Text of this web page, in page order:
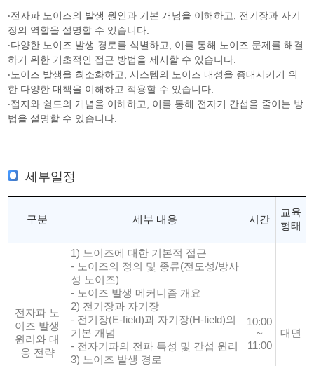
‧전자파 노이즈의 발생 원인과 기본 개념을 이해하고, 전기장과 자기
장의 역할을 설명할 수 있습니다.
‧다양한 노이즈 발생 경로를 식별하고, 이를 통해 노이즈 문제를 해결
하기 위한 기초적인 접근 방법을 제시할 수 있습니다.
‧노이즈 발생을 최소화하고, 시스템의 노이즈 내성을 증대시키기 위
한 다양한 대책을 이해하고 적용할 수 있습니다.
‧접지와 쉴드의 개념을 이해하고, 이를 통해 전자기 간섭을 줄이는 방
법을 설명할 수 있습니다.
세부일정
구분 세부 내용 시간
교육
형태
전자파 노
이즈 발생
원리와 대
응 전략
1) 노이즈에 대한 기본적 접근
- 노이즈의 정의 및 종류(전도성/방사
성 노이즈)
- 노이즈 발생 메커니즘 개요
2) 전기장과 자기장
- 전기장(E-field)과 자기장(H-field)의
기본 개념
- 전자기파의 전파 특성 및 간섭 원리
3) 노이즈 발생 경로
10:00
~
11:00
대면